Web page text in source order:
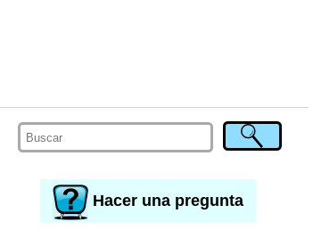
Hacer una pregunta